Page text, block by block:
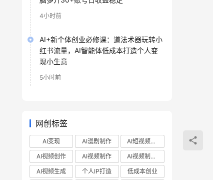
4小时前
AI+新个体创业必修课：道法术器玩转小
红书流量，AI智能体低成本打造个人变
现小生意
5小时前
网创标签
AI变现 AI漫剧制作
AI短视频制作
AI视频创作
AI视频制作
AI视频制作教程
AI视频生成
个人IP打造
低成本创业